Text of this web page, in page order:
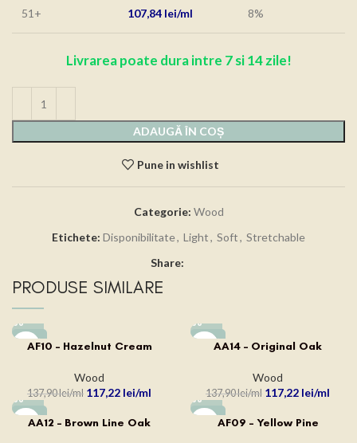
51+ 107,84 lei 8%
Livrarea poate dura intre 7 si 14 zile!
ADAUGĂ ÎN COȘ
Pune in wishlist
Categorie: Wood
Etichete: Disponibilitate, Light, Soft, Stretchable
Share:
PRODUSE SIMILARE
-15%
AF10 – Hazelnut Cream
Wood
137,90lei 117,22 lei
-15%AA14 – Original Oak
Wood
137,90lei 117,22 lei
-15%AA12 – Brown Line Oak -15%AF09 – Yellow Pine